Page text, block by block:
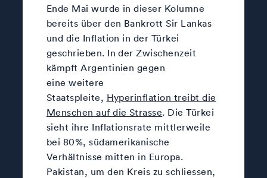
Ende Mai wurde in dieser Kolumne
bereits über den Bankrott Sir Lankas
und die Inflation in der Türkei
geschrieben. In der Zwischenzeit
kämpft Argentinien gegen
eine weitere
Staatspleite, Hyperinflation treibt die
Menschen auf die Strasse. Die Türkei
sieht ihre Inflationsrate mittlerweile
bei 80%, südamerikanische
Verhältnisse mitten in Europa.
Pakistan, um den Kreis zu schliessen,